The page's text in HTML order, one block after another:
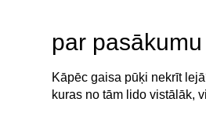
par pasākumu
Kāpēc gaisa pūķi nekrīt
kuras no tām lido vistālāk,